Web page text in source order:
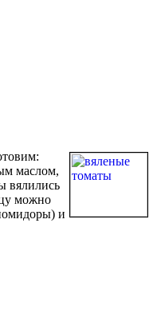
маслом,
вялились
можно
и